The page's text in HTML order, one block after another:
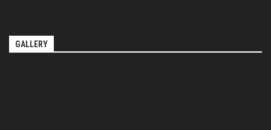
GALLERY